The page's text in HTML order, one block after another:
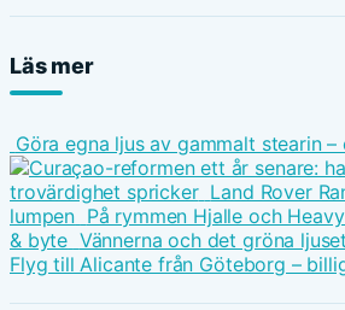
Läs mer
Göra egna ljus av gammalt stearin
trovärdighet spricker Land Rover
lumpen På rymmen Hjalle och
& byte Vännerna och det gröna
Flyg till Alicante från Göteborg –